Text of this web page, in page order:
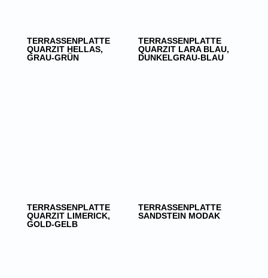
TERRASSENPLATTE
QUARZIT HELLAS,
GRAU-GRÜN
TERRASSENPLATTE
QUARZIT LARA BLAU,
DUNKELGRAU-BLAU
TERRASSENPLATTE
QUARZIT LIMERICK,
GOLD-GELB
TERRASSENPLATTE
SANDSTEIN MODAK